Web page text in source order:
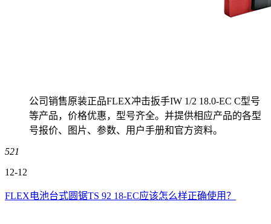
公司销售原装正品FLEX冲击扳手IW 1/2 18.0-EC C型号
等产品，价格优惠，型号齐全。并提供相应产品的各型
号报价、图片、参数、用户手册和官方资料。
521
12-12
FLEX电池台式圆锯TS 92 18-EC应该怎么样正确使用？